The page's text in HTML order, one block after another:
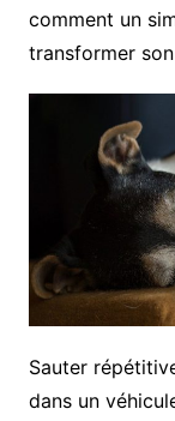
comment un
transformer
Sauter
dans un